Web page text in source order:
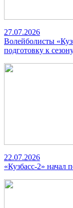
27.07.2026
Волейболисты
подготовку к
22.07.2026
«Кузбасс-2» начал